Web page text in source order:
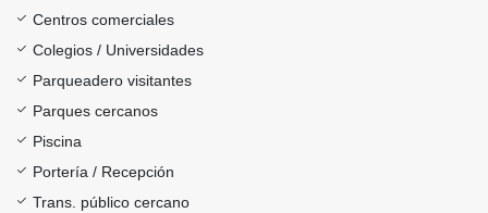
Centros comerciales
Colegios / Universidades
Parqueadero visitantes
Parques cercanos
Piscina
Portería / Recepción
Trans. público cercano